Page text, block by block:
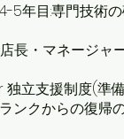
5年目:専門技術
長・マネージャ
立支援制度(準
ンクからの復帰